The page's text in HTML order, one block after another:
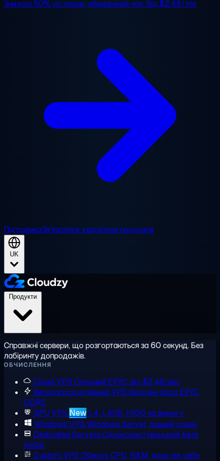
Знижка 50% усі плани, обмежений час. Від$2.48/mo
ПідтримкаЗв'язатися з відділом продажів
UK
Справжні сервери, що розгортаються за 60 секунд. Без
лабіринту допродажів.
ОБЧИСЛЕННЯ
Cloud VPS Спільний EPYC, від $2,48/міс
Високопродуктивний VPS Виділені ядра EPYC,
DDR5
GPU VPS New L4, L40S, H100 на вимогу
Windows VPS Windows Server, повний адмін
Dedicated Servers Однокористувацький bare
metal
Custom VPS Оберіть CPU, RAM, диск під себе